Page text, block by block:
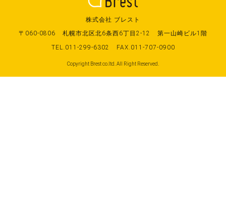
株式会社 ブレスト
〒060-0806
札幌市北区北6条西6丁目2-12
第一山崎ビル1階
TEL.011-299-6302
FAX.011-707-0900
Copyright Brest co.ltd. All Right Reserved.